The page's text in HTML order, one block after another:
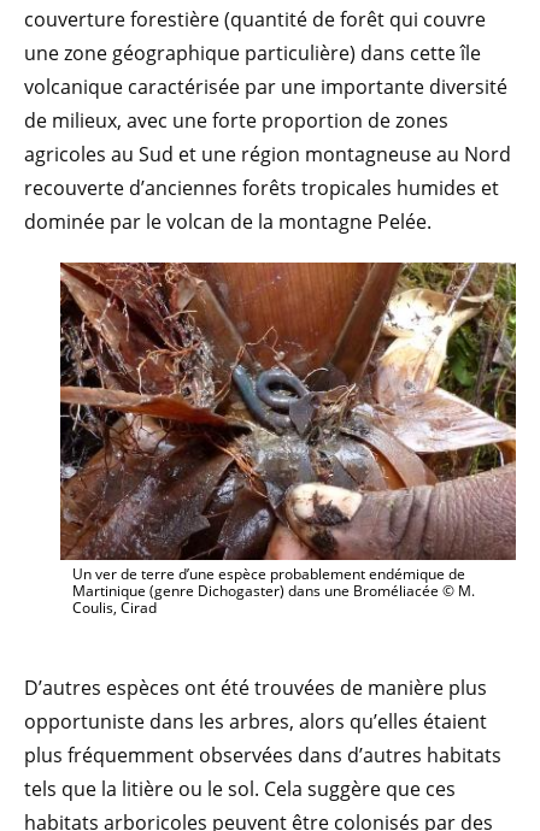
couverture forestière (quantité de forêt qui couvre
une zone géographique particulière) dans cette île
volcanique caractérisée par une importante diversité
de milieux, avec une forte proportion de zones
agricoles au Sud et une région montagneuse au Nord
recouverte d’anciennes forêts tropicales humides et
dominée par le volcan de la montagne Pelée.
Un ver de terre d’une espèce probablement endémique de
Martinique (genre Dichogaster) dans une Broméliacée © M.
Coulis, Cirad
D’autres espèces ont été trouvées de manière plus
opportuniste dans les arbres, alors qu’elles étaient
plus fréquemment observées dans d’autres habitats
tels que la litière ou le sol. Cela suggère que ces
habitats arboricoles peuvent être colonisés par des